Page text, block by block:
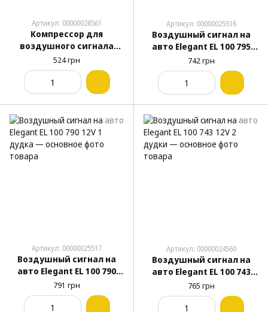
Артикул: 00000028561
Компрессор для
воздушного сигнала
Elegant SL-2019R 12V 1
дудка
524 грн
Артикул: 00000025516
Воздушный сигнал на
авто Elegant EL 100 795
12V 1 дудка
742 грн
Артикул: 00000025517
Воздушный сигнал на
авто Elegant EL 100 790
12V 1 дудка
791 грн
Артикул: 00000024560
Воздушный сигнал на
авто Elegant EL 100 743
12V 2 дудки
765 грн